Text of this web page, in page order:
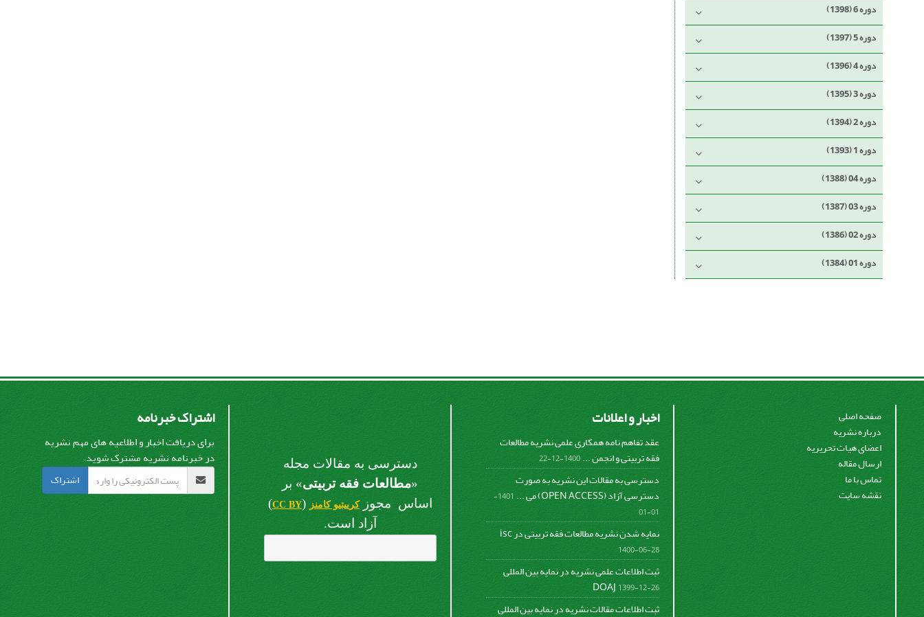
دوره 6 (1398)
دوره 5 (1397)
دوره 4 (1396)
دوره 3 (1395)
دوره 2 (1394)
دوره 1 (1393)
دوره 04 (1388)
دوره 03 (1387)
دوره 02 (1386)
دوره 01 (1384)
صفحه اصلی
درباره نشریه
اعضای هیات تحریریه
ارسال مقاله
تماس با ما
نقشه سایت
اخبار و اعلانات
عقد تفاهم نامه همکاری علمی نشریه مطالعات
فقه تربیتی و انجمن ... 1400-12-22
دسترسی به مقالات این نشریه به صورت
دسترسی آزاد (OPEN ACCESS) می ...
1401-
01-01
نمایه شدن نشریه مطالعات فقه تربیتی در isc
1400-06-28
ثبت اطلاعات علمی نشریه در نمایه بین المللی
DOAJ 1399-12-26
ثبت اطلاعات مقالات نشریه در نمایه بین المللی
دسترسی به مقالات مجله
«مطالعات فقه تربیتی» بر
اساس مجوزکرییتیو کامنز (
CC BY
)
آزاد است.
اشتراک خبرنامه
برای دریافت اخبار و اطلاعیه های مهم نشریه
در خبرنامه نشریه مشترک شوید.
اشتراک